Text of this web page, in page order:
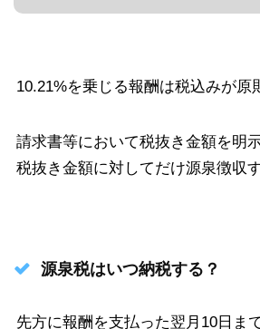
10.21%を乗じる報酬は税込みが原
請求書等において税抜き金額を明
税抜き金額に対してだけ源泉徴収
源泉税はいつ納税する？
先方に報酬を支払った翌月10日ま